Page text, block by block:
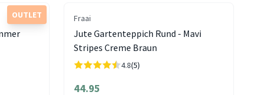
OUTLET Fraai
Jute Gartenteppich Rund - Mavi
Stripes Creme Braun
4.8(5)
44.95